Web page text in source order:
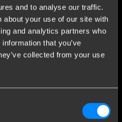
and to analyse our traffic.
about your use of our site with
and analytics partners who
that you’ve
collected from your use